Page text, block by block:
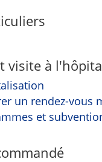
visite à
un rendez-vous
et